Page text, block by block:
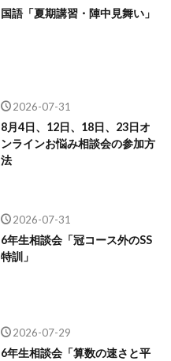
国語「夏期講習・陣中見舞い」
2026-07-31
8月4日、12日、18日、23日オ
ンラインお悩み相談会の参加方
法
2026-07-31
6年生相談会「冠コース外のSS
特訓」
2026-07-29
6年生相談会「算数の速さと平